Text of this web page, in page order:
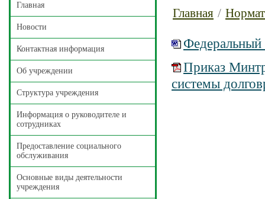
Главная
Новости
Контактная информация
Об учреждении
Структура учреждения
Информация о руководителе и
сотрудниках
Предоставление социального
обслуживания
Основные виды деятельности
учреждения
Главная /
Приказ
системы